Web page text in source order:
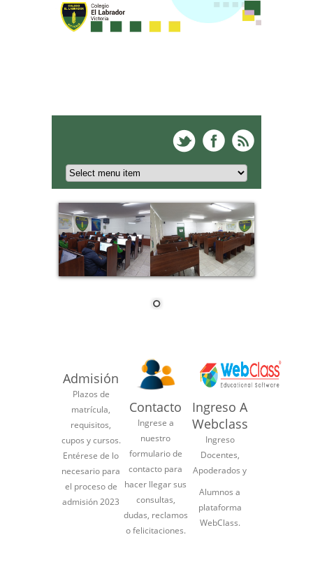
Admisión
Plazos de
matrícula,
requisitos,
cupos y cursos.
Entérese de lo
necesario para
el proceso de
admisión 2023
Contacto
Ingrese a
nuestro
formulario de
contacto para
hacer llegar sus
consultas,
dudas, reclamos
o felicitaciones.
Ingreso A
Webclass
Ingreso
Docentes,
Apoderados y
Alumnos a
plataforma
WebClass.